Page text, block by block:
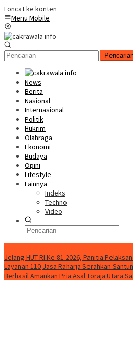
Loncat ke konten
Menu Mobile
News
Berita
Nasional
Internasional
Politik
Hukrim
Olahraga
Ekonomi
Budaya
Opini
Lifestyle
Lainnya
Indeks
Techno
Video
Jelang HUT RI Ke-81 2026, Panitia
Layanan 110 Jasa Raharja Serahkan
Berhasil Amankan Pria Asal Toraja Utara